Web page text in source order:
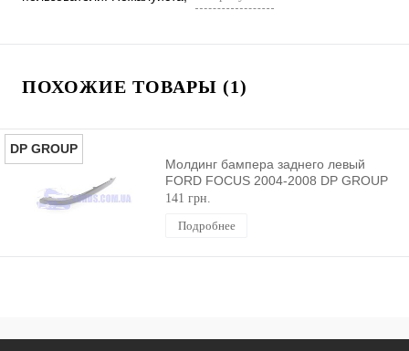
ПОХОЖИЕ ТОВАРЫ (1)
DP GROUP
Молдинг бампера заднего левый
FORD FOCUS 2004-2008 DP GROUP
141 грн.
Подробнее